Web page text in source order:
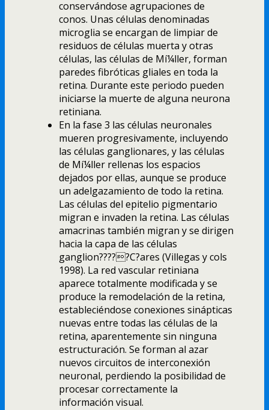
conservándose agrupaciones de
conos. Unas células denominadas
microglia se encargan de limpiar de
residuos de células muerta y otras
células, las células de Mí¼ller, forman
paredes fibróticas gliales en toda la
retina. Durante este periodo pueden
iniciarse la muerte de alguna neurona
retiniana.
En la fase 3 las células neuronales
mueren progresivamente, incluyendo
las células ganglionares, y las células
de Mí¼ller rellenas los espacios
dejados por ellas, aunque se produce
un adelgazamiento de todo la retina.
Las células del epitelio pigmentario
migran e invaden la retina. Las células
amacrinas también migran y se dirigen
hacia la capa de las células
ganglion?????C?ares (Villegas y cols
1998). La red vascular retiniana
aparece totalmente modificada y se
produce la remodelación de la retina,
estableciéndose conexiones sinápticas
nuevas entre todas las células de la
retina, aparentemente sin ninguna
estructuración. Se forman al azar
nuevos circuitos de interconexión
neuronal, perdiendo la posibilidad de
procesar correctamente la
información visual.